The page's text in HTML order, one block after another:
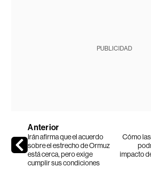
PUBLICIDAD
Anterior
Irán afirma que el acuerdo
sobre el estrecho de Ormuz
está cerca, pero exige
cumplir sus condiciones
Cómo
impacto